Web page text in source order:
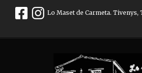
Lo Maset de Carmeta. Tivenys,